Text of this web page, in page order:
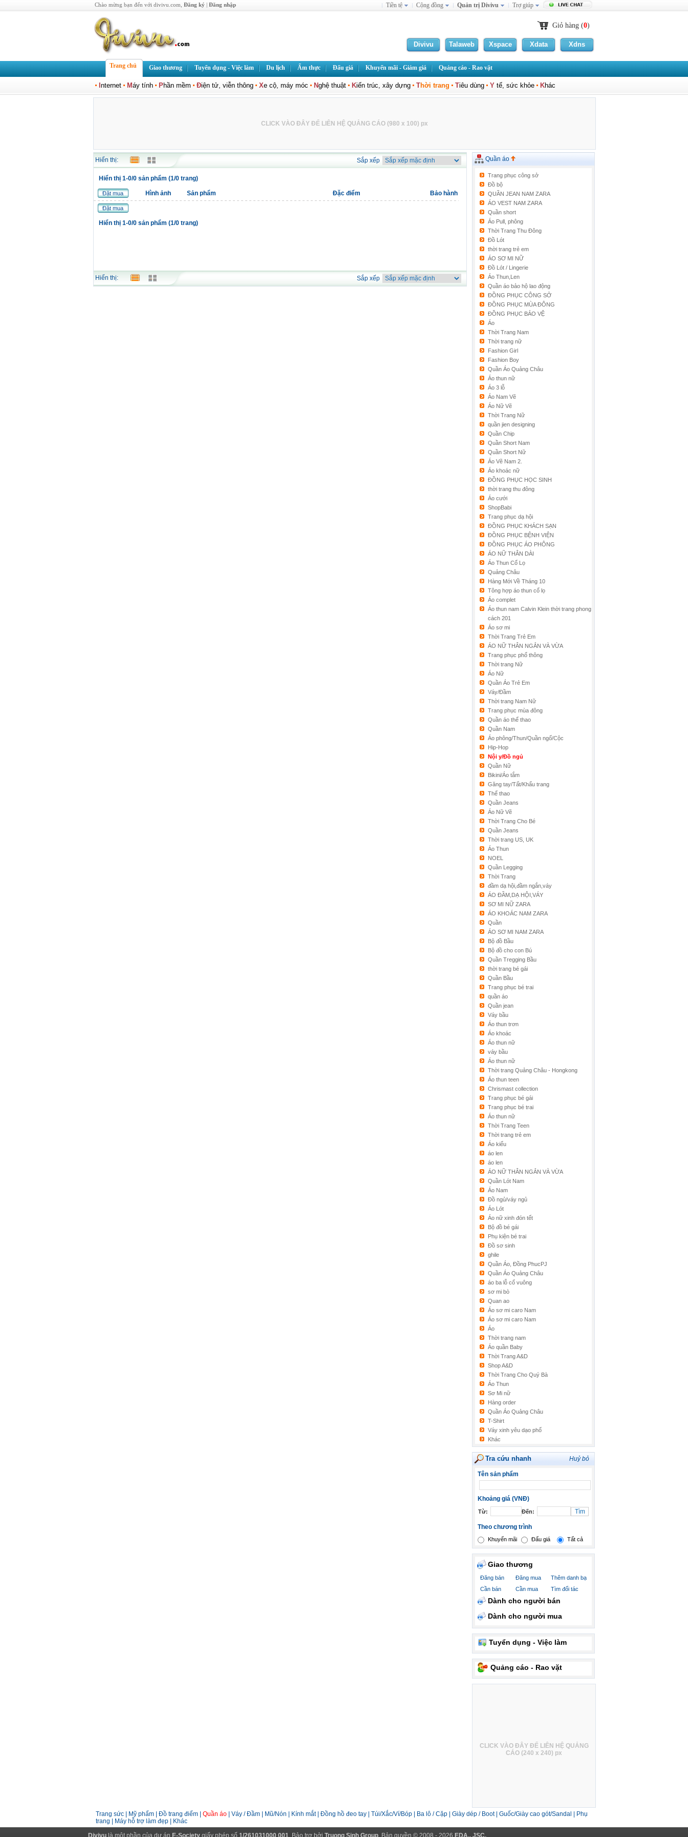
Chào mừng bạn đến với divivu.com, Đăng ký | Đăng nhập Tiền tệ Cộng đồng Quản trị Divivu Trợ giúp
Giỏ hàng (0)
Divivu Talaweb Xspace Xdata Xdns
Trang chủ Giao thương Tuyển dụng - Việc làm Du lịch Ẩm thực Đấu giá Khuyến mãi - Giảm giá Quảng cáo - Rao vặt
nternet Máy tính Phần mềm Điện tử, viễn thông Xe cộ, máy móc Nghệ thuật Kiến trúc, xây dựng Thời trang Tiêu dùng Y tế, sức khỏe Khác
CLICK VÀO ĐÂY ĐỂ LIÊN HỆ QUẢNG CÁO (980 x 100) px
Hiển thị: Sắp xếp
Hiển thị 1-0/0 sản phẩm (1/0 trang)
Đặt mua Hình ảnh Sản phẩm Đặc điểm Bảo hành
Đặt mua
Hiển thị 1-0/0 sản phẩm (1/0 trang)
Hiển thị: Sắp xếp
Quần áo
Trang phục công sở
Đồ bộ
QUẦN JEAN NAM ZARA
ÁO VEST NAM ZARA
Quần short
Áo Pull, phông
Thời Trang Thu Đông
Đồ Lót
thời trang trẻ em
ÁO SƠ MI NỮ
Đồ Lót / Lingerie
Áo Thun,Len
Quần áo bảo hộ lao động
ĐỒNG PHỤC CÔNG SỞ
ĐỒNG PHỤC MÙA ĐÔNG
ĐỒNG PHỤC BẢO VỆ
Áo
Thời Trang Nam
Thời trang nữ
Fashion Girl
Fashion Boy
Quần Áo Quảng Châu
Áo thun nữ
Áo 3 lỗ
Áo Nam Vẽ
Áo Nữ Vẽ
Thời Trang Nữ
quần jien designing
Quần Chip
Quần Short Nam
Quần Short Nữ
Áo Vẽ Nam 2.
Áo khoác nữ
ĐỒNG PHỤC HỌC SINH
thời trang thu đông
Áo cưới
ShopBabi
Trang phục dạ hội
ĐỒNG PHỤC KHÁCH SẠN
ĐỒNG PHỤC BỆNH VIỆN
ĐỒNG PHỤC ÁO PHÔNG
ÁO NỮ THÂN DÀI
Áo Thun Cổ Lọ
Quảng Châu
Hàng Mới Về Tháng 10
Tông hợp áo thun cổ lọ
Áo complet
Áo thun nam Calvin Klein thời trang phong
cách 201
Áo sơ mi
Thời Trang Trẻ Em
ÁO NỮ THÂN NGẮN VÀ VỪA
Trang phục phổ thông
Thời trang Nữ
Áo Nữ
Quần Áo Trẻ Em
Váy/Đầm
Thời trang Nam Nữ
Trang phục mùa đông
Quần áo thể thao
Quần Nam
Áo phông/Thun/Quần ngố/Cộc
Hip-Hop
Nội y/Đồ ngủ
Quần Nữ
Bikini/Áo tắm
Găng tay/Tất/Khẩu trang
Thể thao
Quần Jeans
Áo Nữ Vẽ
Thời Trang Cho Bé
Quần Jeans
Thời trang US, UK
Áo Thun
NOEL
Quần Legging
Thời Trang
đầm dạ hội,đầm ngắn,váy
ÁO ĐẦM,DẠ HỘI,VÁY
SƠ MI NỮ ZARA
ÁO KHOÁC NAM ZARA
Quần
ÁO SƠ MI NAM ZARA
Bộ đồ Bầu
Bộ đồ cho con Bú
Quần Tregging Bầu
thời trang bé gái
Quần Bầu
Trang phục bé trai
quần áo
Quần jean
Váy bầu
Áo thun trơn
Áo khoác
Áo thun nữ
váy bầu
Áo thun nữ
Thời trang Quảng Châu - Hongkong
Áo thun teen
Chrismast collection
Trang phục bé gái
Trang phục bé trai
Áo thun nữ
Thời Trang Teen
Thời trang trẻ em
Áo kiểu
áo len
áo len
ÁO NỮ THÂN NGẮN VÀ VỪA
Quần Lót Nam
Áo Nam
Đồ ngủ/váy ngủ
Áo Lót
Áo nữ xinh đón tết
Bộ đồ bé gái
Phụ kiện bé trai
Đồ sơ sinh
ghile
Quần Áo, Đồng PhucPJ
Quần Áo Quảng Châu
áo ba lỗ cổ vuông
sơ mi bò
Quan ao
Áo sơ mi caro Nam
Áo sơ mi caro Nam
Áo
Thời trang nam
Áo quần Baby
Thời Trang A&D
Shop A&D
Thời Trang Cho Quý Bà
Áo Thun
Sơ Mi nữ
Hàng order
Quần Áo Quảng Châu
T-Shirt
Váy xinh yêu dạo phố
Khác
Tra cứu nhanh Huỷ bỏ
Tên sản phẩm
Khoảng giá (VNĐ)
Từ: Đến:
Theo chương trình
Khuyến mãi Đấu giá Tất cả
Giao thương
Đăng bán Đăng mua
Thêm danh bạ
Cần bán
Cần mua Tìm đối tác
Dành cho người bán
Dành cho người mua
Tuyển dụng - Việc làm
Quảng cáo - Rao vặt
CLICK VÀO ĐÂY ĐỂ LIÊN HỆ QUẢNG
CÁO (240 x 240) px
Trang sức Mỹ phẩm Đồ trang điểm Quần áo Váy / Đầm Mũ/Nón Kính mắt Đồng hồ đeo tay Túi/Xắc/Ví/Bóp Ba lô / Cặp Giày dép / Boot| Guốc/Giày cao gót/Sandal
Phụ
trang
Máy hỗ trợ làm đẹp
Khác
Divivu là một phần của dự án E-Society giấy phép số 1/261031000 001 . Bảo trợ bởi Truong Sinh Group . Bản quyền © 2008 - 2026 EDA., JSC.